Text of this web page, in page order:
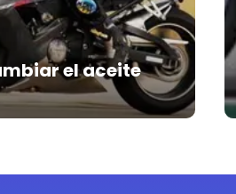
el aceite